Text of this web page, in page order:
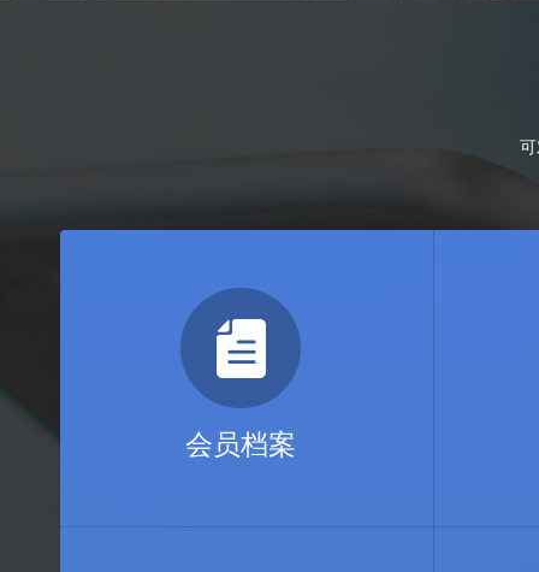
会员档案